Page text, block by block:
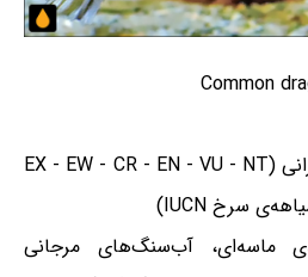
گونه‌ی با کم‌ترین نگرانی (EX - EW - CR - EN - VU - NT
ماسه‌ای، آب‌سنگ‌های مرجانی